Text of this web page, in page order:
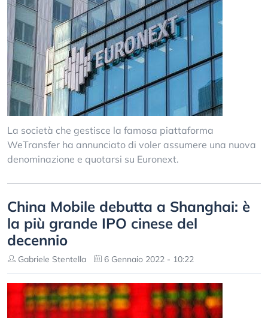
La società che gestisce la famosa piattaforma
WeTransfer ha annunciato di voler assumere una nuova
denominazione e quotarsi su Euronext.
China Mobile debutta a Shanghai: è
la più grande IPO cinese del
decennio
Gabriele Stentella 6 Gennaio 2022 - 10:22